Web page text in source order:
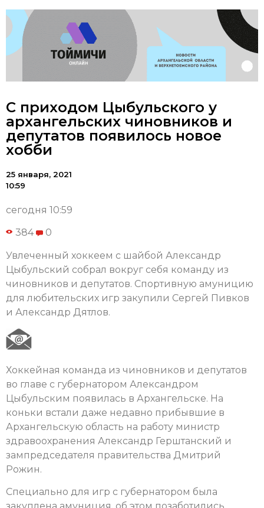
С приходом Цыбульского у
архангельских чиновников и
депутатов появилось новое
хобби
25 января, 2021
10:59
сегодня 10:59
384 0
Увлеченный хоккеем с шайбой Александр
Цыбульский собрал вокруг себя команду из
чиновников и депутатов. Спортивную амуницию
для любительских игр закупили Сергей Пивков
и Александр Дятлов.
Хоккейная команда из чиновников и депутатов
во главе с губернатором Александром
Цыбульским появилась в Архангельске. На
коньки встали даже недавно прибывшие в
Архангельскую область на работу министр
здравоохранения Александр Герштанский и
зампредседателя правительства Дмитрий
Рожин.
Специально для игр с губернатором была